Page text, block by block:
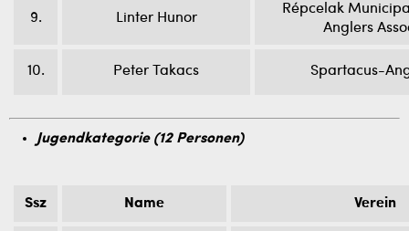
9. Linter Hunor
Répcelak
Anglers
10. Peter Takacs Spartacus-
Jugendkategorie (12 Personen)
Ssz Name Verein